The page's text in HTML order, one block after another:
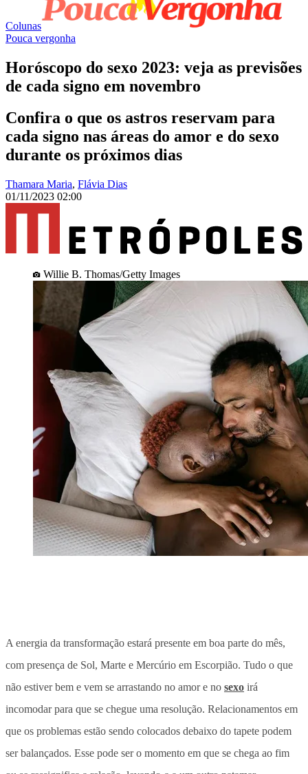
Colunas
Pouca vergonha
Horóscopo do sexo 2023: veja as previsões
de cada signo em novembro
Confira o que os astros reservam para
cada signo nas áreas do amor e do sexo
durante os próximos dias
Thamara Maria, Flávia Dias
01/11/2023 02:00
Willie B. Thomas/Getty Images
A energia da transformação estará presente em boa parte do mês,
com presença de Sol, Marte e Mercúrio em Escorpião. Tudo o que
não estiver bem e vem se arrastando no amor e no sexo irá
incomodar para que se chegue uma resolução. Relacionamentos em
que os problemas estão sendo colocados debaixo do tapete podem
ser balançados. Esse pode ser o momento em que se chega ao fim